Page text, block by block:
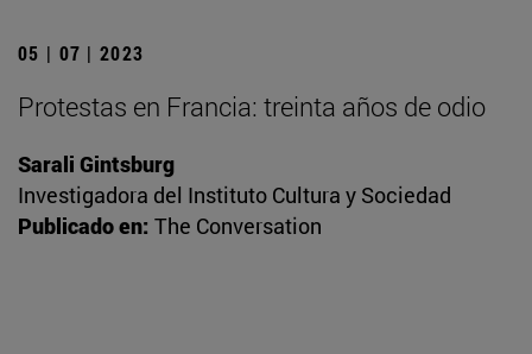
05 | 07 | 2023
Protestas en Francia: treinta años de odio
Sarali Gintsburg
Investigadora del Instituto Cultura y Sociedad
Publicado en: The Conversation